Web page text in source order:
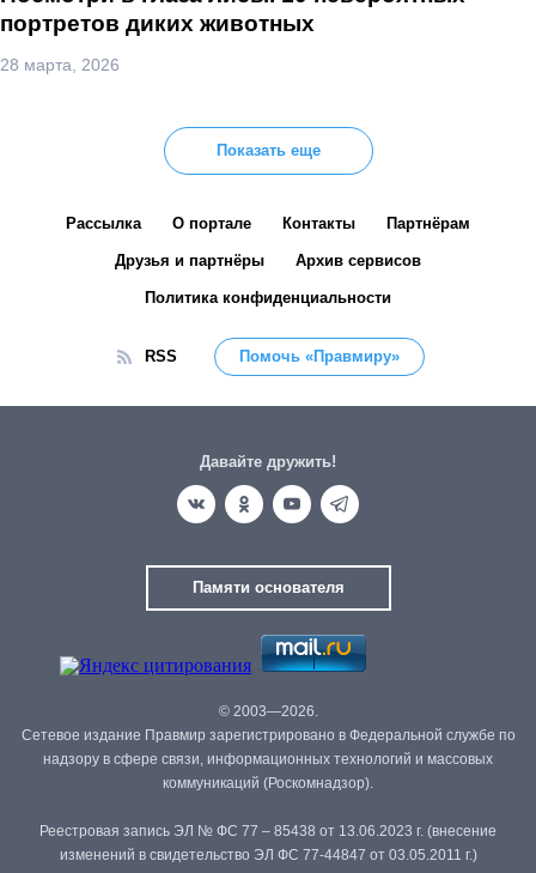
портретов диких животных
28 марта, 2026
Показать еще
Рассылка О портале Контакты Партнёрам
Друзья и партнёры Архив сервисов
Политика конфиденциальности
RSS Помочь «Правмиру»
Давайте дружить!
Памяти основателя
© 2003—2026.
Сетевое издание Правмир зарегистрировано в Федеральной службе по
надзору в сфере связи, информационных технологий и массовых
коммуникаций (Роскомнадзор).
Реестровая запись ЭЛ № ФС 77 – 85438 от 13.06.2023 г. (внесение
изменений в свидетельство ЭЛ ФС 77-44847 от 03.05.2011 г.)